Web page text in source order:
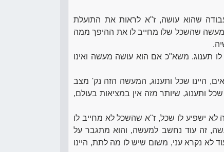
שהוא עושה, ז"א לראות את התועלת
שהשכל שלו מחייב לו את ההיפך ממה
תענוג. משא"כ אם הוא עושה מעשה ואינו
היינו שכל ותענוג, המעשה הזה נק' מצב
ותענוג, שיותר מזה אין במציאות בעולם,
ישפיע לו שכל, ז"א שהשכל לא מחייב לו
זה עוד נחשב למעשה, והוא מתגבר על
נקרא עני, משום שיש לו מה לתת, היינו